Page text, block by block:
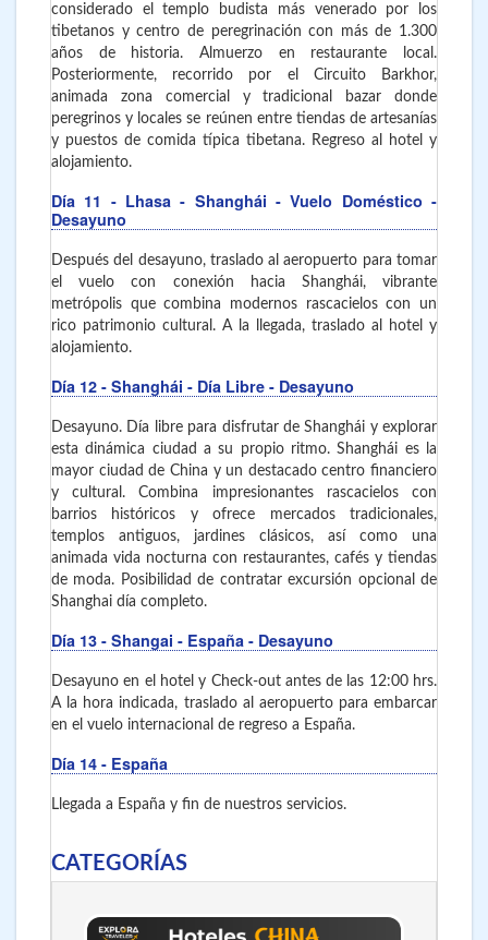
considerado el templo budista más venerado por los
tibetanos y centro de peregrinación con más de 1.300
años de historia. Almuerzo en restaurante local.
Posteriormente, recorrido por el Circuito Barkhor,
animada zona comercial y tradicional bazar donde
peregrinos y locales se reúnen entre tiendas de artesanías
y puestos de comida típica tibetana. Regreso al hotel y
alojamiento.
Día 11 - Lhasa - Shanghái - Vuelo Doméstico -
Desayuno
Después del desayuno, traslado al aeropuerto para tomar
el vuelo con conexión hacia Shanghái, vibrante
metrópolis que combina modernos rascacielos con un
rico patrimonio cultural. A la llegada, traslado al hotel y
alojamiento.
Día 12 - Shanghái - Día Libre - Desayuno
Desayuno. Día libre para disfrutar de Shanghái y explorar
esta dinámica ciudad a su propio ritmo. Shanghái es la
mayor ciudad de China y un destacado centro financiero
y cultural. Combina impresionantes rascacielos con
barrios históricos y ofrece mercados tradicionales,
templos antiguos, jardines clásicos, así como una
animada vida nocturna con restaurantes, cafés y tiendas
de moda. Posibilidad de contratar excursión opcional de
Shanghai día completo.
Día 13 - Shangai - España - Desayuno
Desayuno en el hotel y Check-out antes de las 12:00 hrs.
A la hora indicada, traslado al aeropuerto para embarcar
en el vuelo internacional de regreso a España.
Día 14 - España
Llegada a España y fin de nuestros servicios.
CATEGORÍAS